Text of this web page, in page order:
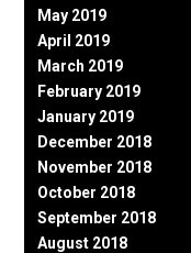
May 2019
April 2019
March 2019
February 2019
January 2019
December 2018
November 2018
October 2018
September 2018
August 2018